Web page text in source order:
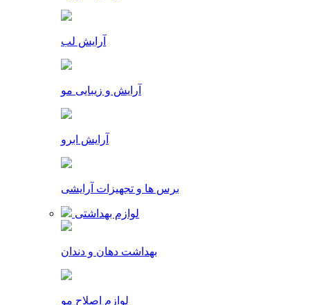
آرایش لب
آرایش و زیبایی مو
آرایش ابرو
برس ها و تجهیزات آرایشی
لوازم بهداشتی
بهداشت دهان و دندان
لوازم اصلاح مو